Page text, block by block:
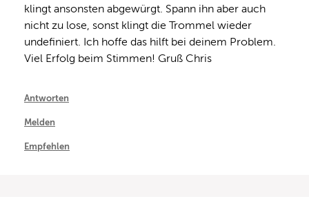
klingt ansonsten abgewürgt. Spann ihn aber auch
nicht zu lose, sonst klingt die Trommel wieder
undefiniert. Ich hoffe das hilft bei deinem Problem.
Viel Erfolg beim Stimmen! Gruß Chris
Antworten
Melden
Empfehlen